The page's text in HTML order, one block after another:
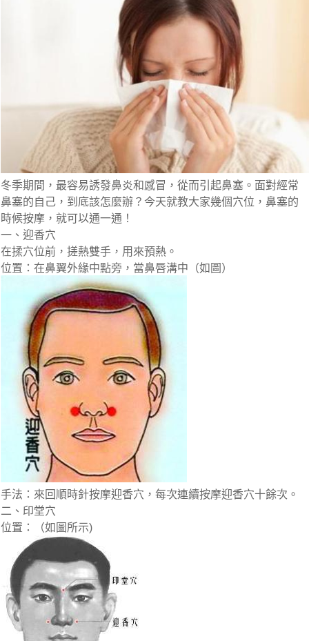
冬季期間，最容易誘發鼻炎和感冒，從而引起鼻塞。面對經常
鼻塞的自己，到底該怎麼辦？今天就教大家幾個穴位，鼻塞的
時候按摩，就可以通一通！
一、迎香穴
在揉穴位前，搓熱雙手，用來預熱。
位置：在鼻翼外緣中點旁，當鼻唇溝中（如圖）
手法：來回順時針按摩迎香穴，每次連續按摩迎香穴十餘次。
二、印堂穴
位置：（如圖所示)